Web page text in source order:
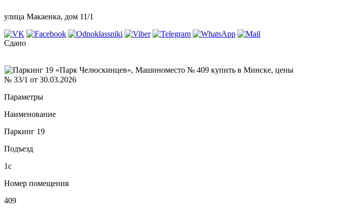
улица Макаенка, дом 11/1
Сдано
№ 33/1 от 30.03.2026
Параметры
Наименование
Паркинг 19
Подъезд
1с
Номер помещения
409